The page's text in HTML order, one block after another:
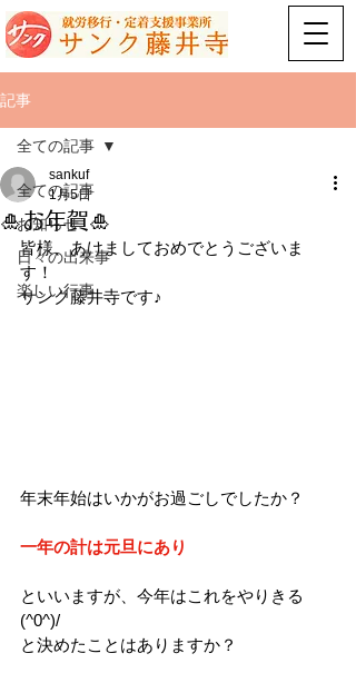
記事
全ての記事
お知らせ
日々の出来事
楽しい行事
全ての記事
🎍お年賀🎍
sankuf
1月5日
皆様、あけましておめでとうございま
す！
サンク藤井寺です♪
年末年始はいかがお過ごしでしたか？
一年の計は元旦にあり
といいますが、今年はこれをやりきる
(^0^)/
と決めたことはありますか？